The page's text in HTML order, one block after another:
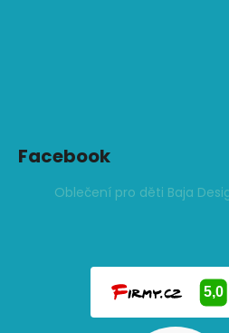
Facebook
Oblečení pro děti Baja